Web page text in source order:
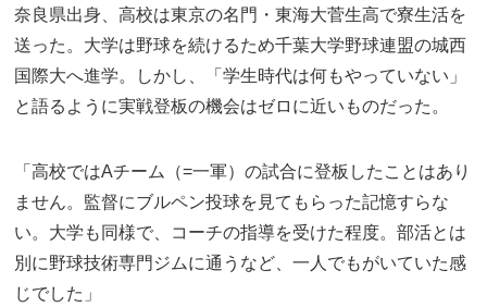
奈良県出身、高校は東京の名門・東海大菅生高で寮生活を
送った。大学は野球を続けるため千葉大学野球連盟の城西
国際大へ進学。しかし、「学生時代は何もやっていない」
と語るように実戦登板の機会はゼロに近いものだった。
「高校ではAチーム（=一軍）の試合に登板したことはあり
ません。監督にブルペン投球を見てもらった記憶すらな
い。大学も同様で、コーチの指導を受けた程度。部活とは
別に野球技術専門ジムに通うなど、一人でもがいていた感
じでした」